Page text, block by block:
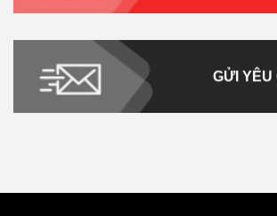
GỬI YÊU